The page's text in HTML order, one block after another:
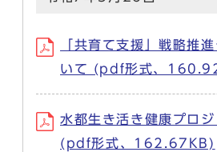
「共育て支援」戦略推
いて (pdf形式、
水都生き活き健康プロ
(pdf形式、162.67KB)